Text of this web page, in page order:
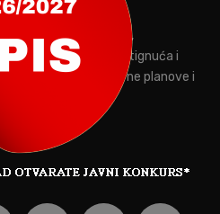
Brčko distrikt BiH,
naučne tokove i dostignuća i
savremene nastavne planove i